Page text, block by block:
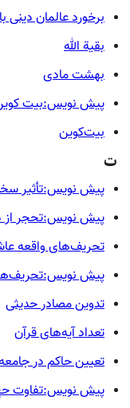
برخورد عالمان دینی
بقیة الله
بهشت مادی
پیش نویس:بیت
بیت‌کوین
ت
پیش نویس:تأثیر
پیش نویس:تحجر از
تحريف‌های واقعه
پیش
تدوین مصادر حدیثی
تعداد آیه‌های قرآن
تعیین حاکم در
پیش نویس:تفاوت